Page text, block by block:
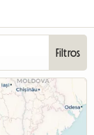
Filtros